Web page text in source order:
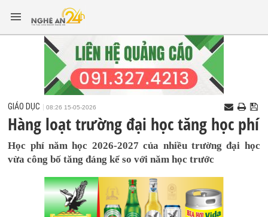
GIÁO DỤC 08:26 15-05-2026
Hàng loạt trường đại học tăng học phí
Học phí năm học 2026-2027 của nhiều trường đại học
vừa công bố tăng đáng kể so với năm học trước